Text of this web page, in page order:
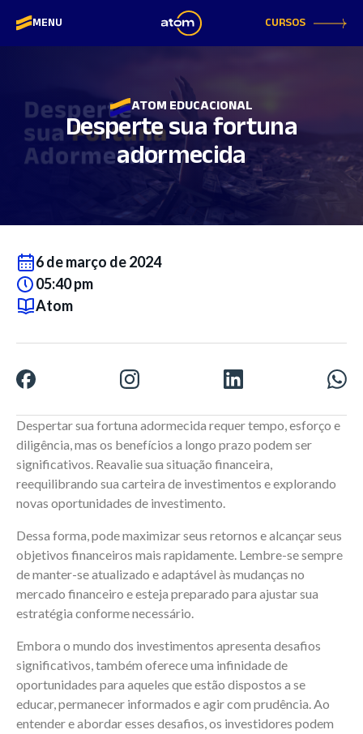
MENU CURSOS
ATOM EDUCACIONAL
Desperte sua fortuna
adormecida
6 de março de 2024
05:40 pm
Atom
Despertar sua fortuna adormecida requer tempo, esforço e
diligência, mas os benefícios a longo prazo podem ser
significativos. Reavalie sua situação financeira,
reequilibrando sua carteira de investimentos e explorando
novas oportunidades de investimento.
Dessa forma, pode maximizar seus retornos e alcançar seus
objetivos financeiros mais rapidamente. Lembre-se sempre
de manter-se atualizado e adaptável às mudanças no
mercado financeiro e esteja preparado para ajustar sua
estratégia conforme necessário.
Embora o mundo dos investimentos apresenta desafios
significativos, também oferece uma infinidade de
oportunidades para aqueles que estão dispostos a se
educar, permanecer informados e agir com prudência. Ao
entender e abordar esses desafios, os investidores podem